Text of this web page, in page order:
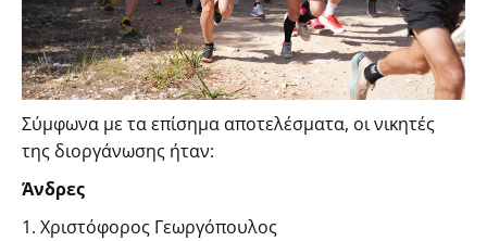
Σύμφωνα με τα επίσημα αποτελέσματα, οι νικητές
της διοργάνωσης ήταν:
Άνδρες
1. Χριστόφορος Γεωργόπουλος